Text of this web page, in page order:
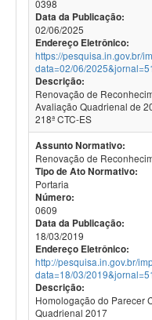
0398
Data da Publicação:
02/06/2025
Endereço Eletrônico:
https://pesquisa.in.gov.br/
data=02/06/
Descrição:
Renovação de
Avaliação Quadrienal de
218ª CTC-ES
Assunto Normativo:
Renovação de
Tipo de Ato Normativo:
Portaria
Número:
0609
Data da Publicação:
18/03/2019
Endereço Eletrônico:
http://pesquisa.in.gov.br/
data=18/03/
Descrição:
Homologação do Parecer
Quadrienal 2017